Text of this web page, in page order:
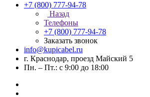
+7 (800) 777-94-78
Назад
Телефоны
+7 (800) 777-94-78
Заказать звонок
info@kupicabel.ru
г. Краснодар, проезд Майский 5
Пн. – Пт.: с 9:00 до 18:00